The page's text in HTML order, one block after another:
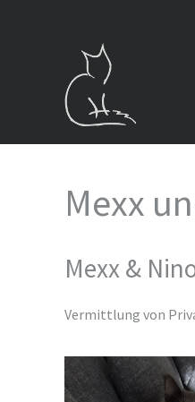
Mexx
Mexx &
Vermittlung von